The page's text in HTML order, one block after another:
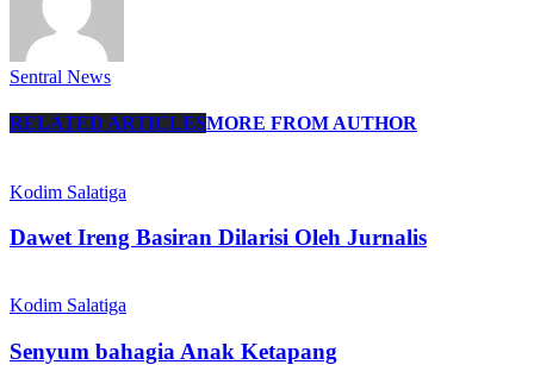
Sentral News
RELATED ARTICLESMORE FROM AUTHOR
Kodim Salatiga
Dawet Ireng Basiran Dilarisi Oleh Jurnalis
Kodim Salatiga
Senyum bahagia Anak Ketapang